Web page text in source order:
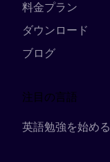
料金プラン
ダウンロード
ブログ
注目の言語
英語勉強を始める